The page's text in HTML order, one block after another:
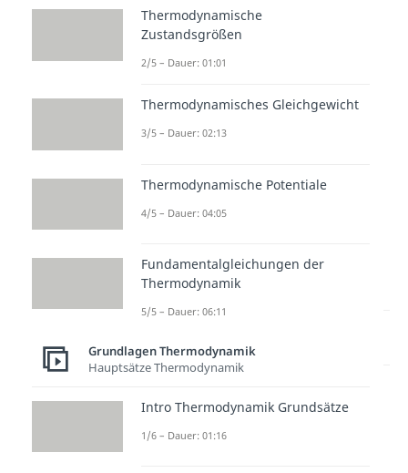
Dauer:
02:54
en
Dauer:
04:26
Entdecke hier deine Chancen.
Thermodynamische
Zustandsgrößen
2/5 – Dauer: 01:01
Thermodynamisches Gleichgewicht
3/5 – Dauer: 02:13
Thermodynamische Potentiale
4/5 – Dauer: 04:05
Fundamentalgleichungen der
Thermodynamik
5/5 – Dauer: 06:11
Grundlagen Thermodynamik
Hauptsätze Thermodynamik
Intro Thermodynamik Grundsätze
1/6 – Dauer: 01:16